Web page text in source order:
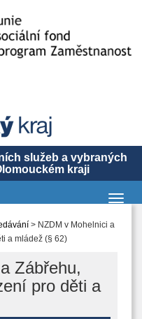
služeb a vybraných
kraji
> NZDM v Mohelnici a
a mládež (§ 62)
Zábřehu,
pro děti a